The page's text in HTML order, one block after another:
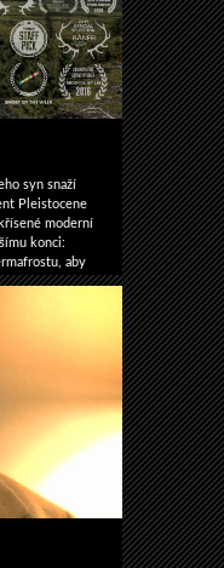
syn snaží
Pleistocene
moderní
konci:
aby
Slatera Na
MAMMOTH